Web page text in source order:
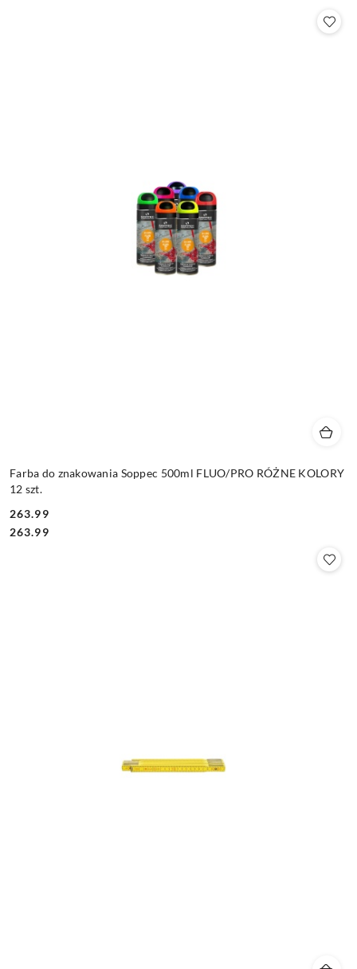
Farba do znakowania Soppec 500ml FLUO/PRO RÓŻNE KOLORY
12 szt.
Cena:
263.99
Cena:
263.99